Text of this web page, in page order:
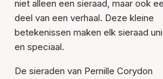
niet alleen een sieraad, maar ook
deel van een verhaal. Deze kleine
betekenissen maken elk sieraad
en speciaal.
De sieraden van Pernille Corydon